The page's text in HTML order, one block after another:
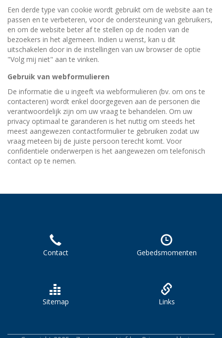
Een derde type van cookie wordt gebruikt om de website aan te
passen en te verbeteren, voor de ondersteuning van gebruikers,
en om de website beter af te stellen op de noden van de
bezoekers in het algemeen. Indien u wenst, kan u dit
uitschakelen door in de instellingen van uw browser de optie
"Volg mij niet" aan te vinken.
Gebruik van webformulieren
De informatie die u ingeeft via webformulieren (bv. om ons te
contacteren) wordt enkel doorgegeven aan de personen die
verantwoordelijk zijn om uw vraag te behandelen. Om uw
privacy optimaal te garanderen is het nuttig om steeds het
meest aangewezen contactformulier te gebruiken zodat uw
vraag meteen bij de juiste persoon terecht komt. Voor
confidentiele onderwerpen is het aangewezen om telefonisch
contact op te nemen.
Contact Gebedsmomenten
Sitemap Links